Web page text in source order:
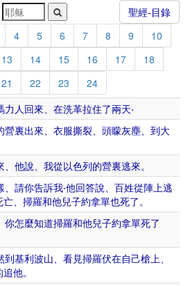
聖經-目錄
4 5 6 7 8 9
10
13 14 15 16 17
18
21 22 23
24
力 人回來、 在洗革拉住了兩天‧
營裏出來、 衣服撕裂、 頭矇灰塵、 到大
、 他說、 我從以色列的營裏逃來。
、 請你告訴我‧他回答說、 百姓從陣上逃
亡、 掃羅和他兒子約拿單也死了。
你怎麼知道掃羅和他兒子約拿單死了
到基利波山、 看見掃羅伏在自己槍上、
追他。